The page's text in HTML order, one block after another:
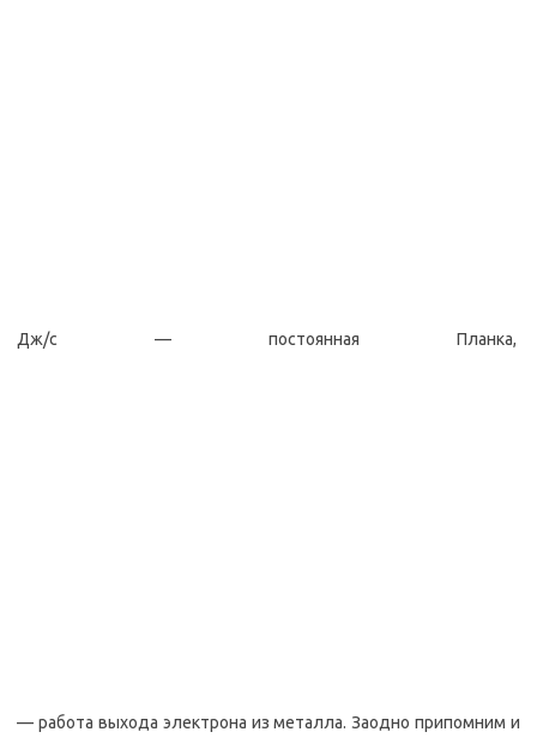
Дж/с — постоянная Планка,
— работа выхода электрона из металла. Заодно припомним и